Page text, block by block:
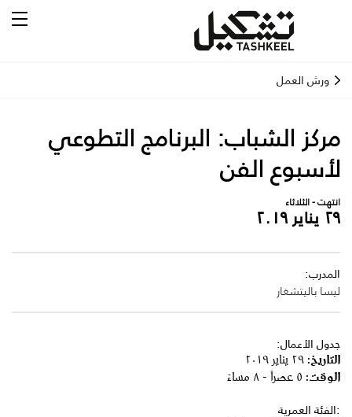
ورش العمل
مركز الشباب: البرنامج التطوعي
لأسبوع الفن
انتهت - الثلاثاء
٢٩ يناير ٢٠١٩
المدرب:
ليسا باليتشغار
جدول الأعمال:
التاريخ: ٢٩ يناير ٢٠١٩
الوقت:
:الفئة العمرية